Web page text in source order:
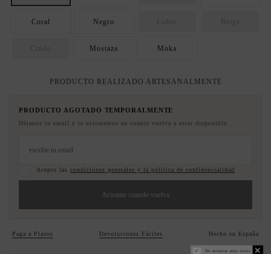
Coral Negro
Mostaza Moka
PRODUCTO REALIZADO ARTESANALMENTE
PRODUCTO AGOTADO TEMPORALMENTE
Déjanos tu email y te avisaremos en cuanto vuelva a estar disponible.
Acepto las condiciones generales y la política de confidencialidad
Avisame cuando vuelva
Paga a Plazos Devoluciones Fáciles Hecho en España
No mostrar más veces